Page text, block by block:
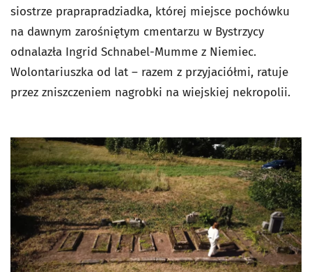
siostrze praprapradziadka, której miejsce pochówku
na dawnym zarośniętym cmentarzu w Bystrzycy
odnalazła Ingrid Schnabel-Mumme z Niemiec.
Wolontariuszka od lat – razem z przyjaciółmi, ratuje
przez zniszczeniem nagrobki na wiejskiej nekropolii.